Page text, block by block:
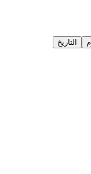
التاريخ